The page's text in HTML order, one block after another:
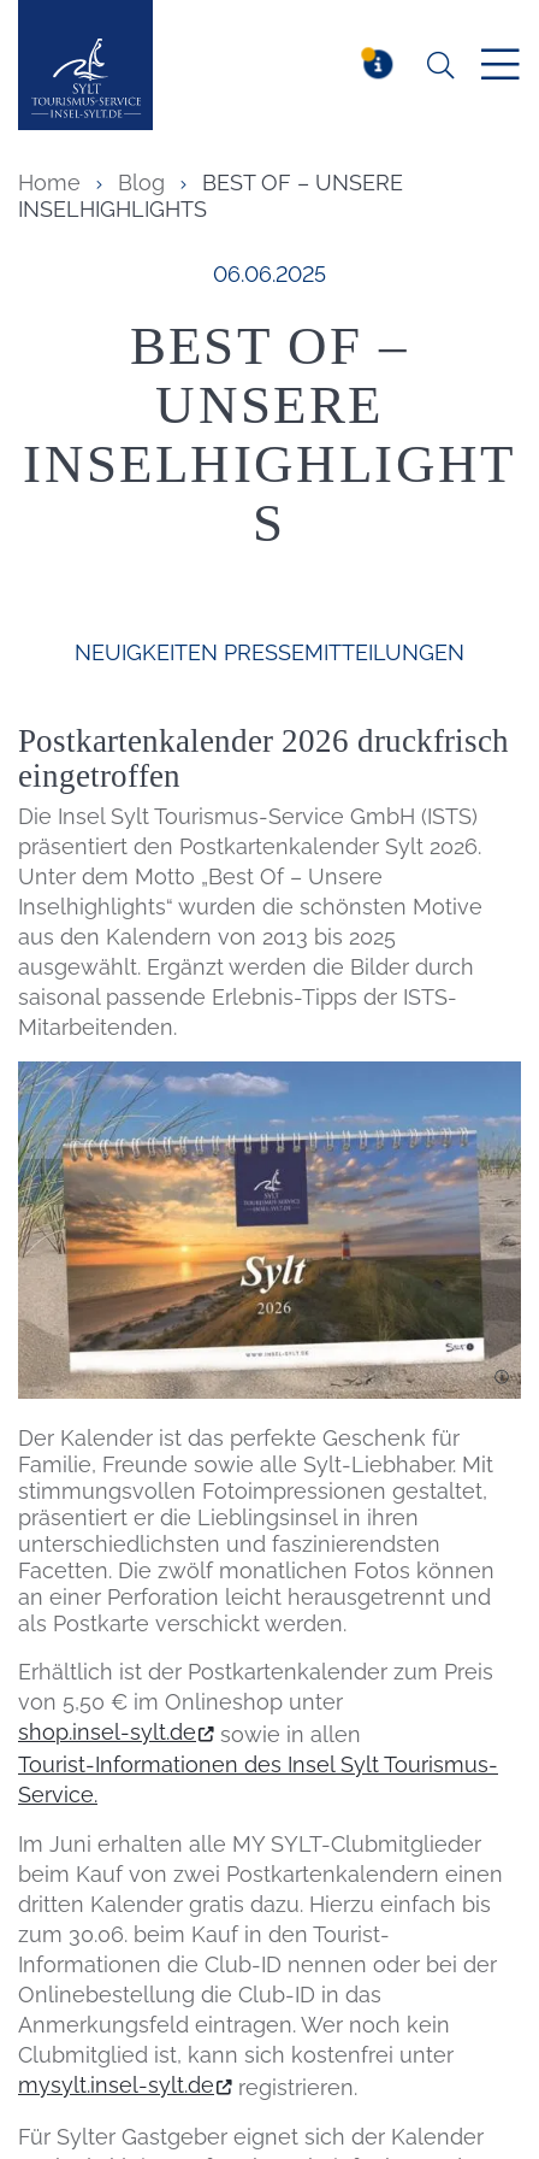
Insel Sylt Suchen
Home Blog
BEST OF – UNSERE
INSELHIGHLIGHTS
Veröffentlicht am:
06.06.2025
BEST OF –
UNSERE
INSELHIGHLIGHT
S
NEUIGKEITEN PRESSEMITTEILUNGEN
Postkartenkalender 2026 druckfrisch
eingetroffen
Die Insel Sylt Tourismus-Service GmbH (ISTS)
präsentiert den Postkartenkalender Sylt 2026.
Unter dem Motto „Best Of – Unsere
Inselhighlights“ wurden die schönsten Motive
aus den Kalendern von 2013 bis 2025
ausgewählt. Ergänzt werden die Bilder durch
saisonal passende Erlebnis-Tipps der ISTS-
Mitarbeitenden.
Der Kalender ist das perfekte Geschenk für
Familie, Freunde sowie alle Sylt-Liebhaber. Mit
stimmungsvollen Fotoimpressionen gestaltet,
präsentiert er die Lieblingsinsel in ihren
unterschiedlichsten und faszinierendsten
Facetten. Die zwölf monatlichen Fotos können
an einer Perforation leicht herausgetrennt und
als Postkarte verschickt werden.
Erhältlich ist der Postkartenkalender zum Preis
von 5,50 € im Onlineshop unter
shop.insel-sylt.de
sowie in allen
Tourist-Informationen des Insel Sylt Tourismus-
Service.
Im Juni erhalten alle MY SYLT-Clubmitglieder
beim Kauf von zwei Postkartenkalendern einen
dritten Kalender gratis dazu. Hierzu einfach bis
zum 30.06. beim Kauf in den Tourist-
Informationen die Club-ID nennen oder bei der
Onlinebestellung die Club-ID in das
Anmerkungsfeld eintragen. Wer noch kein
Clubmitglied ist, kann sich kostenfrei unter
mysylt.insel-sylt.de
registrieren.
Für Sylter Gastgeber eignet sich der Kalender